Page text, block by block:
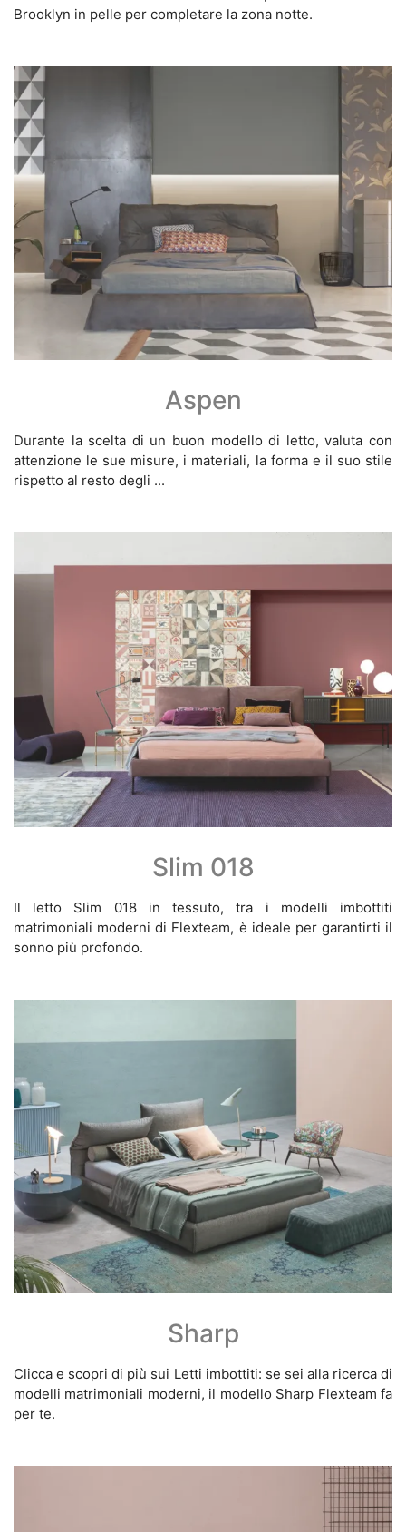
Brooklyn in pelle per completare la zona notte.
Aspen
Durante la scelta di un buon modello di letto, valuta con
attenzione le sue misure, i materiali, la forma e il suo stile
rispetto al resto degli ...
Slim 018
Il letto Slim 018 in tessuto, tra i modelli imbottiti
matrimoniali moderni di Flexteam, è ideale per garantirti il
sonno più profondo.
Sharp
Clicca e scopri di più sui Letti imbottiti: se sei alla ricerca di
modelli matrimoniali moderni, il modello Sharp Flexteam fa
per te.